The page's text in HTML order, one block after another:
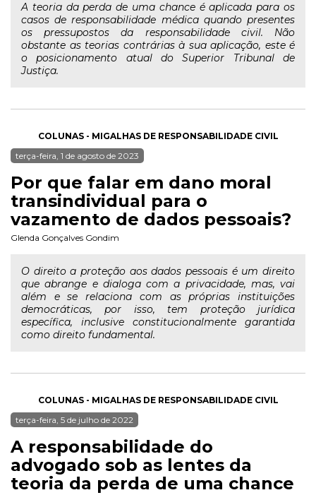
A teoria da perda de uma chance é aplicada para os
casos de responsabilidade médica quando presentes
os pressupostos da responsabilidade civil. Não
obstante as teorias contrárias à sua aplicação, este é
o posicionamento atual do Superior Tribunal de
Justiça.
COLUNAS - MIGALHAS DE RESPONSABILIDADE CIVIL
terça-feira, 1 de agosto de 2023
Por que falar em dano moral
transindividual para o
vazamento de dados pessoais?
Glenda Gonçalves Gondim
O direito a proteção aos dados pessoais é um direito
que abrange e dialoga com a privacidade, mas, vai
além e se relaciona com as próprias instituições
democráticas, por isso, tem proteção jurídica
específica, inclusive constitucionalmente garantida
como direito fundamental.
COLUNAS - MIGALHAS DE RESPONSABILIDADE CIVIL
terça-feira, 5 de julho de 2022
A responsabilidade do
advogado sob as lentes da
teoria da perda de uma chance